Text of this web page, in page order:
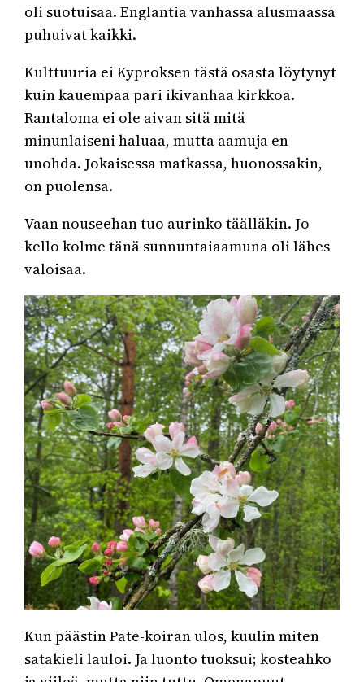
oli suotuisaa. Englantia vanhassa alusmaassa
puhuivat kaikki.
Kulttuuria ei Kyproksen tästä osasta löytynyt
kuin kauempaa pari ikivanhaa kirkkoa.
Rantaloma ei ole aivan sitä mitä
minunlaiseni haluaa, mutta aamuja en
unohda. Jokaisessa matkassa, huonossakin,
on puolensa.
Vaan nouseehan tuo aurinko täälläkin. Jo
kello kolme tänä sunnuntaiaamuna oli lähes
valoisaa.
Kun päästin Pate-koiran ulos, kuulin miten
satakieli lauloi. Ja luonto tuoksui; kosteahko